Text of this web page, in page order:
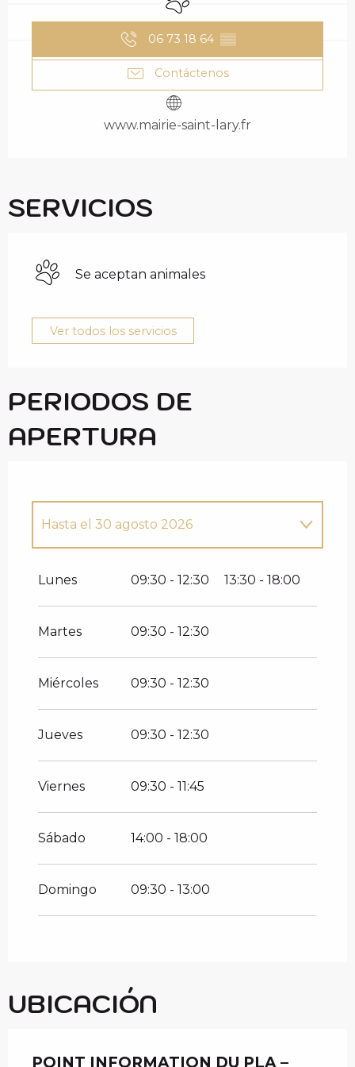
06 73 18 64 ▒▒
Contáctenos
www.mairie-saint-lary.fr
SERVICIOS
Se aceptan animales
Ver todos los servicios
PERIODOS DE
APERTURA
Hasta el 30 agosto 2026
Lunes 09:30 - 12:30 13:30 - 18:00
Martes 09:30 - 12:30
Miércoles 09:30 - 12:30
Jueves 09:30 - 12:30
Viernes 09:30 - 11:45
Sábado 14:00 - 18:00
Domingo 09:30 - 13:00
UBICACIÓN
POINT INFORMATION DU PLA –